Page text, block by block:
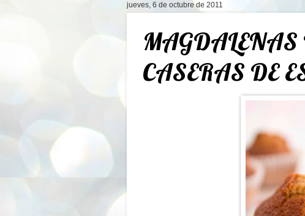
jueves, 6 de octubre de 2011
MAGDALENAS
CASERAS DE